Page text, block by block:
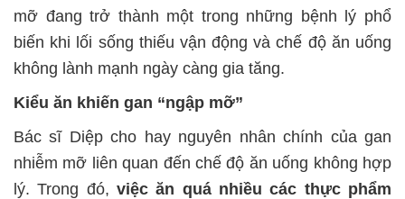
mỡ đang trở thành một trong những bệnh lý phổ
biến khi lối sống thiếu vận động và chế độ ăn uống
không lành mạnh ngày càng gia tăng.
Kiểu ăn khiến gan “ngập mỡ”
Bác sĩ Diệp cho hay nguyên nhân chính của gan
nhiễm mỡ liên quan đến chế độ ăn uống không hợp
lý. Trong đó, việc ăn quá nhiều các thực phẩm